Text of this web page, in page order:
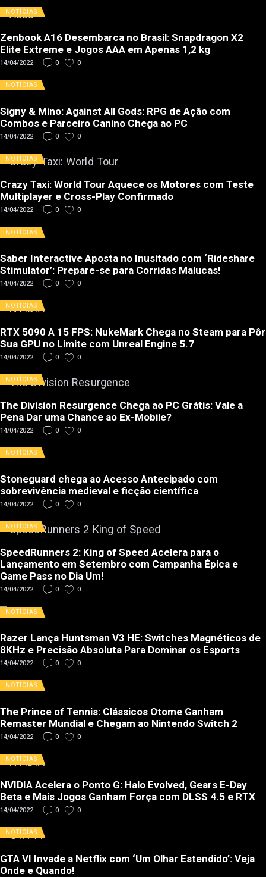
NOTÍCIAS
Zenbook A16 Desembarca no Brasil: Snapdragon X2
Elite Extreme e Jogos AAA em Apenas 1,2 kg
14/04/2022 0 0
NOTÍCIAS
Signy & Mino: Against All Gods: RPG de Ação com
Combos e Parceiro Canino Chega ao PC
14/04/2022 0 0
NOTÍCIAS
Crazy Taxi: World Tour Aquece os Motores com Teste
Multiplayer e Cross-Play Confirmado
14/04/2022 0 0
NOTÍCIAS
Saber Interactive Aposta no Inusitado com ‘Rideshare
Stimulator’: Prepare-se para Corridas Malucas!
14/04/2022 0 0
NOTÍCIAS
RTX 5090 A 15 FPS: NukeMark Chega no Steam para Pôr
Sua GPU no Limite com Unreal Engine 5.7
14/04/2022 0 0
NOTÍCIAS
The Division Resurgence Chega ao PC Grátis: Vale a
Pena Dar uma Chance ao Ex-Mobile?
14/04/2022 0 0
NOTÍCIAS
Stoneguard chega ao Acesso Antecipado com
sobrevivência medieval e ficção científica
14/04/2022 0 0
NOTÍCIAS
SpeedRunners 2: King of Speed Acelera para o
Lançamento em Setembro com Campanha Épica e
Game Pass no Dia Um!
14/04/2022 0 0
NOTÍCIAS
Razer Lança Huntsman V3 HE: Switches Magnéticos de
8KHz e Precisão Absoluta Para Dominar os Esports
14/04/2022 0 0
NOTÍCIAS
The Prince of Tennis: Clássicos Otome Ganham
Remaster Mundial e Chegam ao Nintendo Switch 2
14/04/2022 0 0
NOTÍCIAS
NVIDIA Acelera o Ponto G: Halo Evolved, Gears E-Day
Beta e Mais Jogos Ganham Força com DLSS 4.5 e RTX
14/04/2022 0 0
NOTÍCIAS
GTA VI Invade a Netflix com ‘Um Olhar Estendido’: Veja
Onde e Quando!